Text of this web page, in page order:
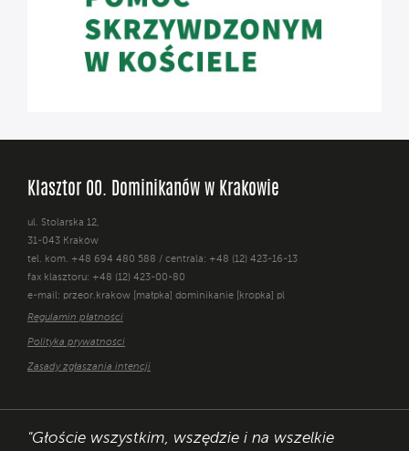
Klasztor OO. Dominikanów w Krakowie
ul. Stolarska 12,
31-043 Kraków
tel. kom. +48 694 480 588 / centrala: +48 (12) 423-16-13
fax klasztoru: +48 (12) 423-00-80
e-mail: przeor.krakow [małpka] dominikanie [kropka] pl
Regulamin płatności
Polityka prywatności
Zasady zgłaszania intencji
"Głoście wszystkim, wszędzie i na wszelkie